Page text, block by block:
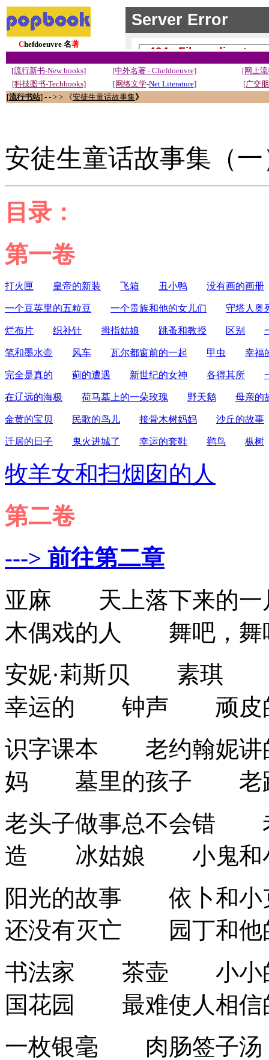
Chefdoeuvre 名著
[流行新书-New books] [中外名著 - Chefdoeuvre]
[网上
[科技图书-Techbooks]
[网络文学-Net Literature]
[广交
[流行书站] - - > > 《安徒生童话故事集》
安徒生童话故事集（一
目录：
第一卷
打火匣 皇帝的新装 飞箱 丑小鸭 没有画的画册
一个豆英里的五粒豆 一个贵族和他的女儿们 守塔人奥
烂布片 织补针 拇指姑娘 跳蚤和教授 区别
笔和墨水壶 风车 瓦尔都窗前的一起 甲虫 幸福
完全是真的 蓟的遭遇 新世纪的女神 各得其所
在辽远的海极 荷马墓上的一朵玫瑰 野天鹅 母亲的
金黄的宝贝 民歌的鸟儿 接骨木树妈妈 沙丘的故事
迁居的日子 鬼火进城了 幸运的套鞋 鹳鸟 枞树
牧羊女和扫烟囱的人
第二卷
---> 前往第二章
亚麻 天上落下来的
木偶戏的人 舞吧，舞
安妮·莉斯贝 素琪
幸运的 钟声 顽皮
识字课本 老约翰
妈 墓里的孩子 老
老头子做事总不会
造 冰姑娘 小鬼和
阳光的故事 依卜和
还没有灭亡 园丁和他
书法家 茶壶 小小
国花园 最难使人相信
一枚银毫 肉肠签子